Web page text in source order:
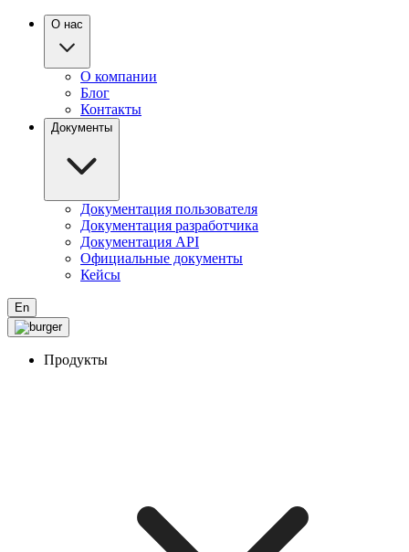
О нас
О компании
Блог
Контакты
Документы
Документация пользователя
Документация разработчика
Документация API
Официальные документы
Кейсы
En
Продукты